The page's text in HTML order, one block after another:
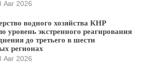
Авг 2026
водного хозяйства КНР
уровень экстренного реагирования
до третьего в шести
регионах
Авг 2026